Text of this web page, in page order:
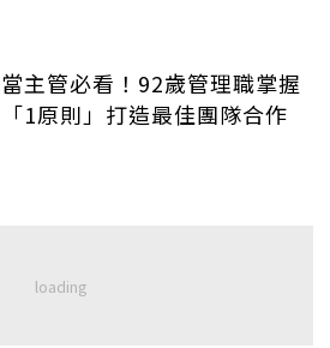
當主管必看！92歲管理職掌握
「1原則」打造最佳團隊合作